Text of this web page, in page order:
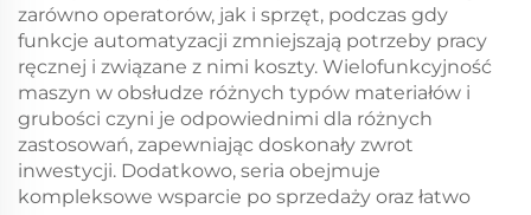
zarówno operatorów, jak i sprzęt, podczas gdy
funkcje automatyzacji zmniejszają potrzeby pracy
ręcznej i związane z nimi koszty. Wielofunkcyjność
maszyn w obsłudze różnych typów materiałów i
grubości czyni je odpowiednimi dla różnych
zastosowań, zapewniając doskonały zwrot
inwestycji. Dodatkowo, seria obejmuje
kompleksowe wsparcie po sprzedaży oraz łatwo